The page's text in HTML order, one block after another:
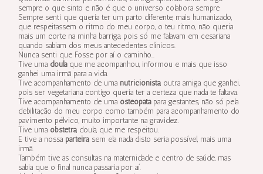
sempre o que sinto e não é que o universo colabora sempre
Sempre senti que queria ter um parto diferente, mais humanizado,
que respeitassem o ritmo do meu corpo, o teu ritmo, não queria
mais um corte na minha barriga, pois só me falavam em cesariana
quando sabiam dos meus antecedentes clínicos.
Nunca senti que Fosse por aí o caminho…
Tive uma doulaque me acompanhou, informou e mais que isso
ganhei uma irmã para a vida.
Tive acompanhamento de uma nutricionista, outra amiga que ganhei,
pois ser vegetariana contigo queria ter a certeza que nada te faltava.
Tive acompanhamento de uma osteopatapara gestantes, não só pela
debilitação do meu corpo como também para acompanhamento do
pavimento pélvico, muito importante na gravidez.
Tive uma obstetra, doula, que me respeitou.
E tive a nossa parteira, sem ela nada disto seria possível, mais uma
irmã.
Também tive as consultas na maternidade e centro de saúde, mas
sabia que o final nunca passaria por aí.